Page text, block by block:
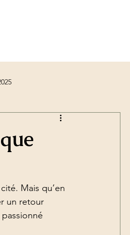
iCarsoft vs Launch
pas cher valise
Mais qu’en
un retour